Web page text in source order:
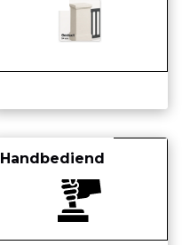
Handbediend